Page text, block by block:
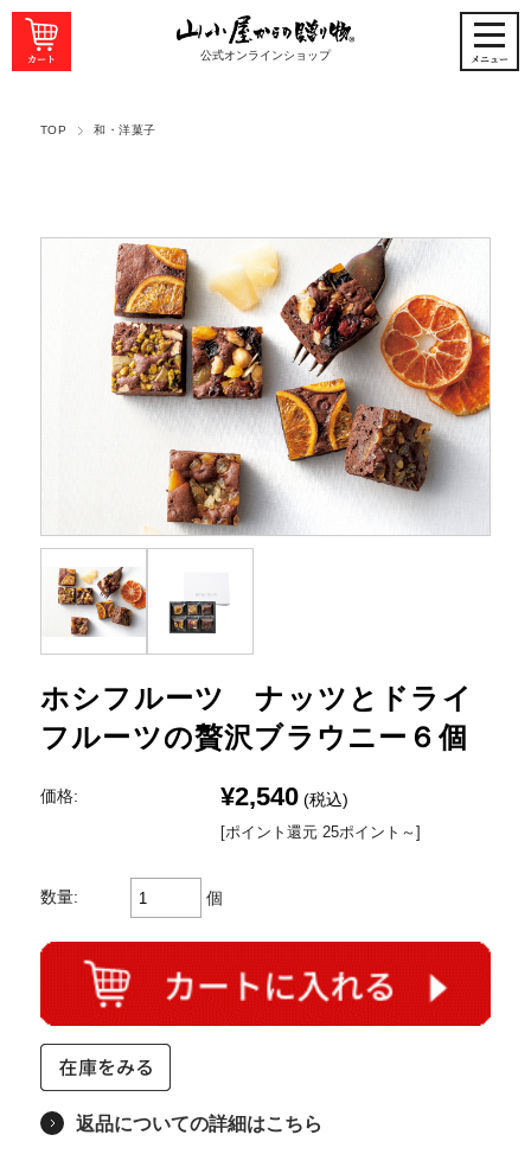
公式オンラインショップ
TOP 和・洋菓子
ホシフルーツ ナッツとドライ
フルーツの贅沢ブラウニー６個
価格: ¥2,540 (税込)
[ポイント還元 25ポイント～]
数量: 個
返品についての詳細はこちら